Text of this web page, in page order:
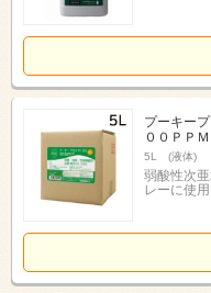
プーキー
００ＰＰＭ
5L (液体)
弱酸性次
レーに使